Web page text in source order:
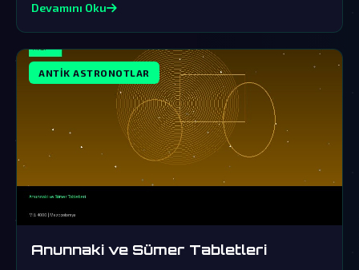
Devamını Oku
ANTIK ASTRONOTLAR
Anunnaki ve Sümer Tabletleri